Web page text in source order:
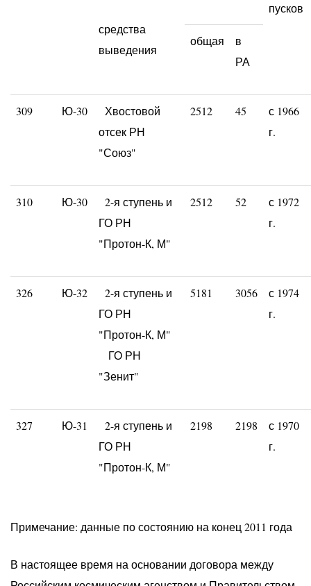
средства
выведения
пусков
общая
в
РА
309 Ю-30
Хвостовой
отсек РН
"Союз"
2512 45
с 1966
г.
310 Ю-30
2-я ступень и
ГО РН
"Протон-К, М"
2512 52
с 1972
г.
326 Ю-32
2-я ступень и
ГО РН
"Протон-К, М"
ГО РН
"Зенит"
5181 3056
с 1974
г.
327 Ю-31
2-я ступень и
ГО РН
"Протон-К, М"
2198 2198
с 1970
г.
Примечание: данные по состоянию на конец 2011 года
В настоящее время на основании договора между